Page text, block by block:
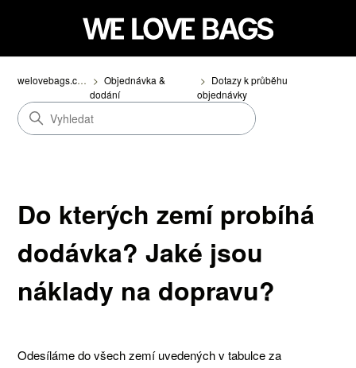
welovebags.com
Objednávka &
dodání
Dotazy k průběhu
objednávky
Do kterých zemí probíhá
dodávka? Jaké jsou
náklady na dopravu?
Odesíláme do všech zemí uvedených v tabulce za